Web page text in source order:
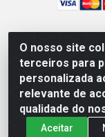
O nosso site
terceiros para
personalizada
relevante de
qualidade do
Aceitar
NUTRY MAX
LTDA - RUA